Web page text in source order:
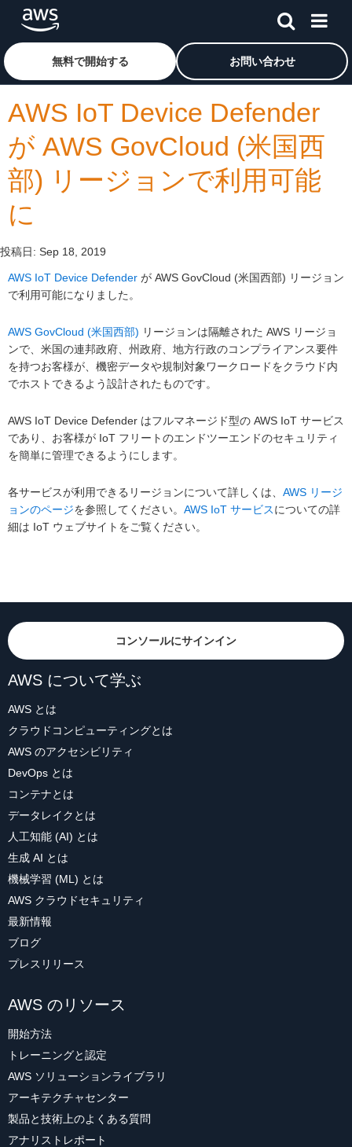
メインコンテンツに移動
アマゾン ウェブ サービスのホームページに戻るには、こ
無料で開始する お問い合わせ
AWS IoT Device Defender
が AWS GovCloud (米国西
部) リージョンで利用可能
に
投稿日: Sep 18, 2019
AWS IoT Device Defender が AWS GovCloud (米国西部) リージョン
で利用可能になりました。
AWS GovCloud (米国西部) リージョンは隔離された AWS リージョ
ンで、米国の連邦政府、州政府、地方行政のコンプライアンス要件
を持つお客様が、機密データや規制対象ワークロードをクラウド内
でホストできるよう設計されたものです。
AWS IoT Device Defender はフルマネージド型の AWS IoT サービス
であり、お客様が IoT フリートのエンドツーエンドのセキュリティ
を簡単に管理できるようにします。
各サービスが利用できるリージョンについて詳しくは、 AWS リージ
ョンのページを参照してください。 AWS IoT サービスについての詳
細は IoT ウェブサイトをご覧ください。
コンソールにサインイン
AWS について学ぶ
AWS とは
クラウドコンピューティングとは
AWS のアクセシビリティ
DevOps とは
コンテナとは
データレイクとは
人工知能 (AI) とは
生成 AI とは
機械学習 (ML) とは
AWS クラウドセキュリティ
最新情報
ブログ
プレスリリース
AWS のリソース
開始方法
トレーニングと認定
AWS ソリューションライブラリ
アーキテクチャセンター
製品と技術上のよくある質問
アナリストレポート